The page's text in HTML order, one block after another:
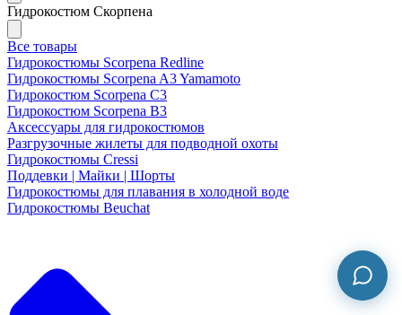
Гидрокостюм Скорпена
Все товары
Гидрокостюмы Scorpena Redline
Гидрокостюмы Scorpena A3 Yamamoto
Гидрокостюм Scorpena C3
Гидрокостюм Scorpena B3
Аксессуары для гидрокостюмов
Разгрузочные жилеты для подводной охоты
Гидрокостюмы Cressi
Поддевки | Майки | Шорты
Гидрокостюмы для плавания в холодной воде
Гидрокостюмы Beuchat